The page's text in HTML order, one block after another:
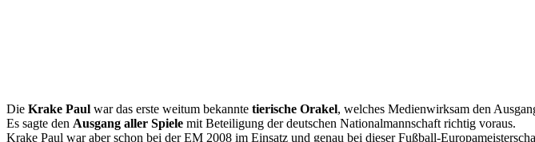
Die Krake Paul war das erste weitum bekannte tierische Orakel, welches Medienwirksam den
Es sagte den Ausgang aller Spiele mit Beteiligung der deutschen Nationalmannschaft richtig voraus.
Krake Paul war aber schon bei der EM 2008 im Einsatz und genau bei dieser Fußball-